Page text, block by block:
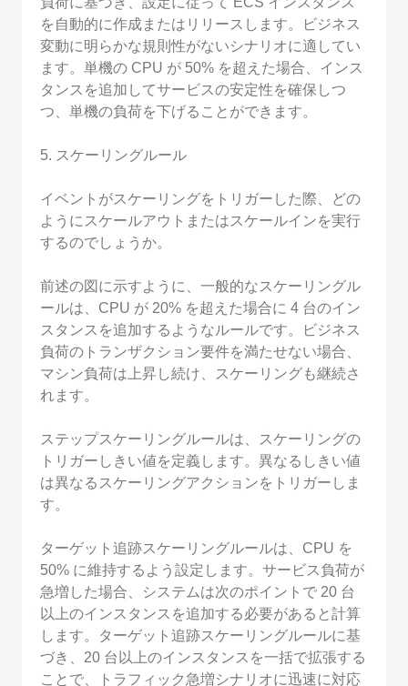
を自動的に作成またはリリースします。ビジネス
変動に明らかな規則性がないシナリオに適してい
ます。単機の CPU が 50% を超えた場合、インス
タンスを追加してサービスの安定性を確保しつ
つ、単機の負荷を下げることができます。
5. スケーリングルール
イベントがスケーリングをトリガーした際、どの
ようにスケールアウトまたはスケールインを実行
するのでしょうか。
前述の図に示すように、一般的なスケーリングル
ールは、CPU が 20% を超えた場合に 4 台のイン
スタンスを追加するようなルールです。ビジネス
負荷のトランザクション要件を満たせない場合、
マシン負荷は上昇し続け、スケーリングも継続さ
れます。
ステップスケーリングルールは、スケーリングの
トリガーしきい値を定義します。異なるしきい値
は異なるスケーリングアクションをトリガーしま
す。
ターゲット追跡スケーリングルールは、CPU を
50% に維持するよう設定します。サービス負荷が
急増した場合、システムは次のポイントで 20 台
以上のインスタンスを追加する必要があると計算
します。ターゲット追跡スケーリングルールに基
づき、20 台以上のインスタンスを一括で拡張する
ことで、トラフィック急増シナリオに迅速に対応